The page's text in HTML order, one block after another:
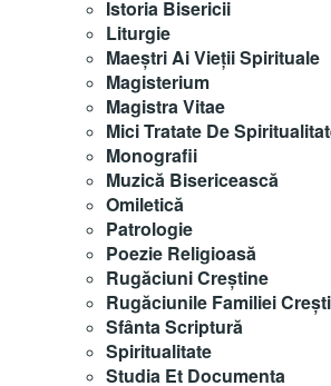
Istoria Bisericii
Liturgie
Maeştri Ai Vieţii Spirituale
Magisterium
Magistra Vitae
Mici Tratate De
Monografii
Muzică Bisericească
Omiletică
Patrologie
Poezie Religioasă
Rugăciuni Creştine
Rugăciunile Familiei
Sfânta Scriptură
Spiritualitate
Studia Et Documenta